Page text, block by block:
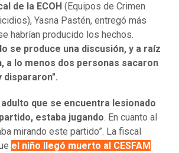
de la ECOH (Equipos de Crimen
Yasna Pastén, entregó más
habrían producido los hechos.
se produce una discusión, y a raíz
a lo menos dos personas sacaron
dispararon".
que se encuentra lesionado
estaba jugando. En cuanto al
mirando este partido”. La fiscal
el niño llegó muerto al CESFAM